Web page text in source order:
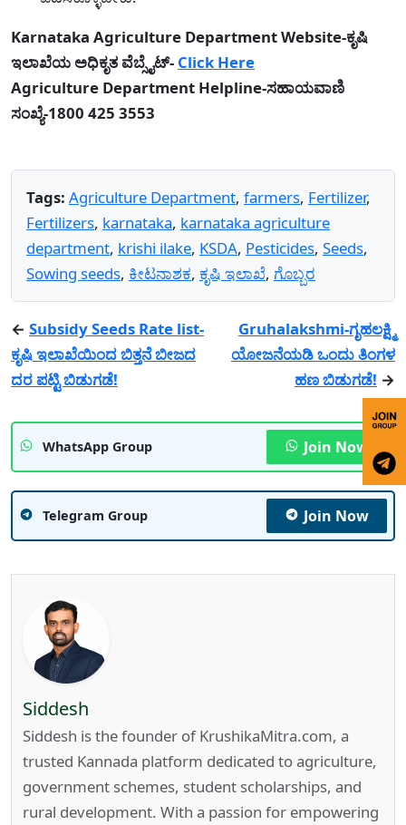
Karnataka Agriculture Department Website-ಕೃಷಿ
ಇಲಾಖೆಯ ಅಧಿಕೃತ ವೆಬ್ಸೈಟ್- Click Here
Agriculture Department Helpline-ಸಹಾಯವಾಣಿ
ಸಂಖ್ಯೆ-1800 425 3553
Tags: Agriculture Department, farmers, Fertilizer,
Fertilizers, karnataka, karnataka agriculture
department, krishi ilake, KSDA, Pesticides, Seeds,
Sowing seeds, ಕೀಟನಾಶಕ, ಕೃಷಿ ಇಲಾಖೆ, ಗೊಬ್ಬರ
← Subsidy Seeds Rate list-
ಕೃಷಿ ಇಲಾಖೆಯಿಂದ ಬಿತ್ತನೆ ಬೀಜದ
ದರ ಪಟ್ಟಿ ಬಿಡುಗಡೆ!
Gruhalakshmi-ಗೃಹಲಕ್ಷ್ಮಿ
ಯೋಜನೆಯಡಿ ಒಂದು ತಿಂಗಳ
ಹಣ ಬಿಡುಗಡೆ! →
WhatsApp Group Join Now
Telegram Group Join Now
Siddesh
Siddesh is the founder of KrushikaMitra.com, a
trusted Kannada platform dedicated to agriculture,
government schemes, student scholarships, and
rural development. With a passion for empowering